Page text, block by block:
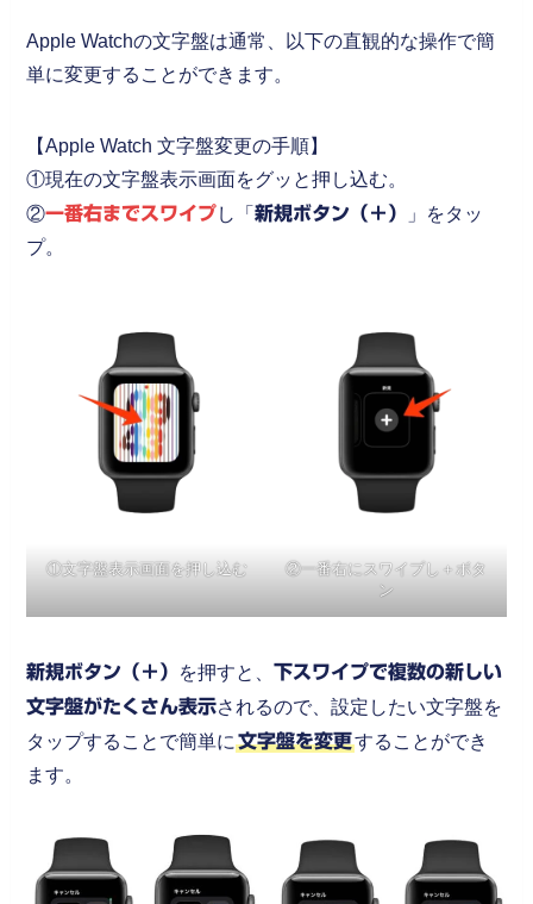
Apple Watchの文字盤は通常、以下の直観的な操作で簡
単に変更することができます。
【Apple Watch 文字盤変更の手順】
①現在の文字盤表示画面をグッと押し込む。
②一番右までスワイプし「新規ボタン（＋）
」をタッ
プ。
①文字盤表示画面を押し込む
②一番右にスワイプし＋ボタ
ン
新規ボタン（＋） を押すと、下スワイプで複数の新しい
文字盤がたくさん表示されるので、設定したい文字盤を
タップすることで簡単に文字盤を変更することができ
ます。